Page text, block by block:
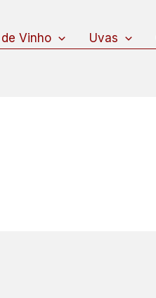
Vinho Uvas